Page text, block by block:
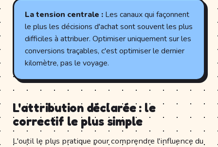
La tension centrale :Les canaux qui façonnent
le plus les décisions d'achat sont souvent les plus
difficiles à attribuer. Optimiser uniquement sur les
conversions traçables, c'est optimiser le dernier
kilomètre, pas le voyage.
L'attribution déclarée : le
correctif le plus simple
L'outil le plus pratique pour comprendre l'influence du